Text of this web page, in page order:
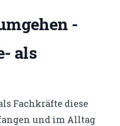
-
als
Fachkräfte diese
und im Alltag